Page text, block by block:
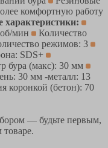
комфортную работу
характеристики:
мин
Количество
режимов: 3
SDS+
бура (макс): 30 мм
30 мм -металл: 13
коронкой (бетон): 70
— будьте первым,